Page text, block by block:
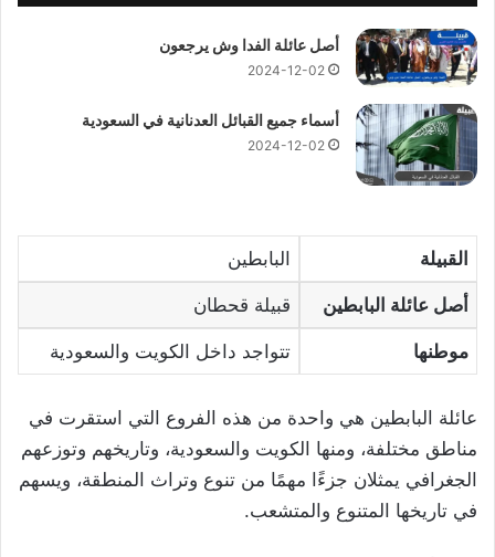
أصل عائلة الفدا وش يرجعون
2024-12-02
أسماء جميع القبائل العدنانية في السعودية
2024-12-02
القبيلة البابطين
أصل عائلة البابطين قبيلة قحطان
موطنها تتواجد داخل الكويت والسعودية
عائلة البابطين هي واحدة من هذه الفروع التي استقرت في
مناطق مختلفة، ومنها الكويت والسعودية، وتاريخهم وتوزعهم
الجغرافي يمثلان جزءًا مهمًا من تنوع وتراث المنطقة، ويسهم
في تاريخها المتنوع والمتشعب.